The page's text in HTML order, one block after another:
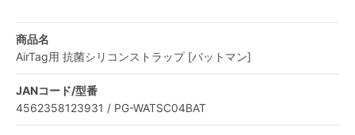
商品名
AirTag用 抗菌シリコンストラップ [バットマン]
JANコード/型番
4562358123931 / PG-WATSC04BAT